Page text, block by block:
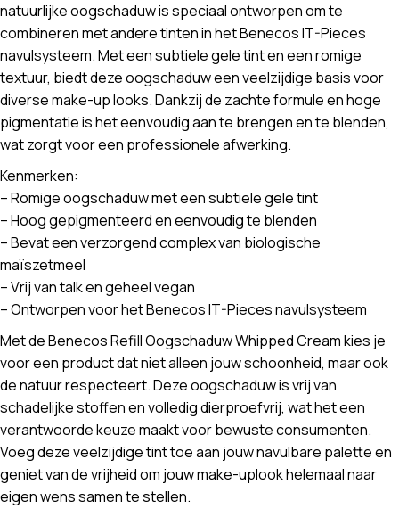
natuurlijke oogschaduw is speciaal ontworpen om te
combineren met andere tinten in het Benecos IT-Pieces
navulsysteem. Met een subtiele gele tint en een romige
textuur, biedt deze oogschaduw een veelzijdige basis voor
diverse make-up looks. Dankzij de zachte formule en hoge
pigmentatie is het eenvoudig aan te brengen en te blenden,
wat zorgt voor een professionele afwerking.
Kenmerken:
– Romige oogschaduw met een subtiele gele tint
– Hoog gepigmenteerd en eenvoudig te blenden
– Bevat een verzorgend complex van biologische
maïszetmeel
– Vrij van talk en geheel vegan
– Ontworpen voor het Benecos IT-Pieces navulsysteem
Met de Benecos Refill Oogschaduw Whipped Cream kies je
voor een product dat niet alleen jouw schoonheid, maar ook
de natuur respecteert. Deze oogschaduw is vrij van
schadelijke stoffen en volledig dierproefvrij, wat het een
verantwoorde keuze maakt voor bewuste consumenten.
Voeg deze veelzijdige tint toe aan jouw navulbare palette en
geniet van de vrijheid om jouw make-uplook helemaal naar
eigen wens samen te stellen.